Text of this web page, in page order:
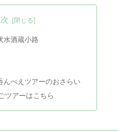
水酒蔵小路
んべえツアーのおさらい
ツアーはこちら